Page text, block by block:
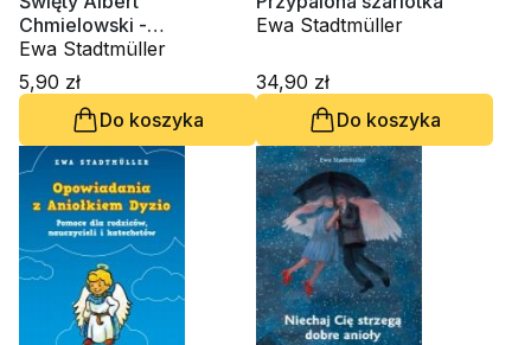
Chmielowski -
kolorowanka
Ewa Stadtmüller
5,90 zł
Do koszyka
Ewa Stadtmüller
34,90 zł
Do koszyka